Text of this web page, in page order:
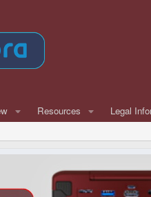
Resources Legal